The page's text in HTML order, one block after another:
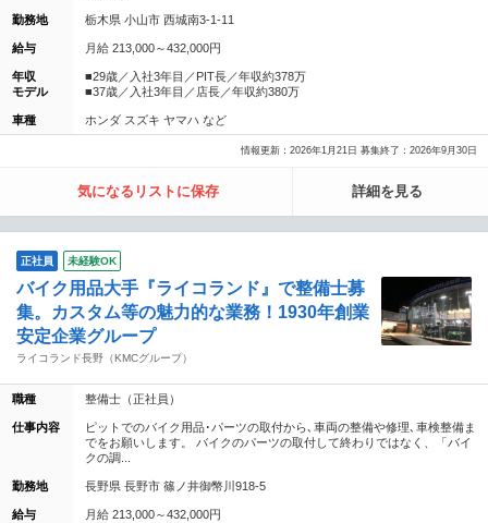
勤務地 栃木県 小山市 西城南3-1-11
給与 月給 213,000～432,000円
年収
モデル
■29歳／入社3年目／PIT長／年収約378万
■37歳／入社3年目／店長／年収約380万
車種 ホンダ スズキ ヤマハ など
情報更新：2026年1月21日 募集終了：2026年9月30日
気になるリストに保存 詳細を見る
正社員 未経験OK
バイク用品大手『ライコランド』で整備士募
集。カスタム等の魅力的な業務！1930年創業
安定企業グループ
ライコランド長野（KMCグループ）
職種 整備士（正社員）
仕事内容
ピットでのバイク用品･パーツの取付から､車両の整備や修理､車検整備ま
でをお願いします。 バイクのパーツの取付して終わりではなく、「バイ
クの調...
勤務地 長野県 長野市 篠ノ井御幣川918-5
給与 月給 213,000～432,000円